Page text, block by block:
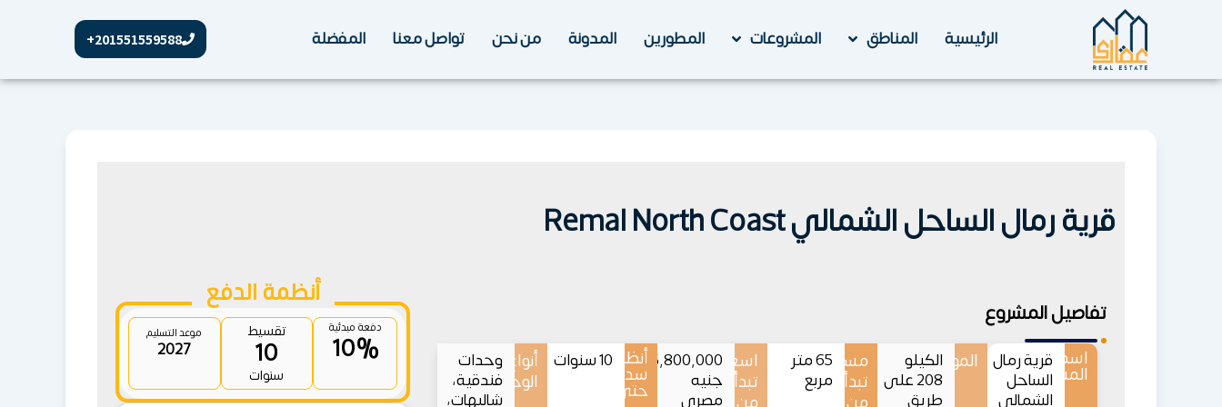
الرئيسية المناطق المشروعات المطورين المدونة من نحن تواصل معنا المفضلة 201551559588+
قرية رمال الساحل الشمالي Remal North Coast
تفاصيل المشروع
اسم
المشروع
قرية رمال
الساحل
الشمالي
الموقعالكيلو
208 على
طريق
مساحات
تبدأ
65 متر
مربع
اسعار
تبدأ
5,800,000
جنيه
مصري
أنظمة
سداد
حتى
10 سنوات أنواع
الوحدات
وحدات
فندقية،
شاليهات،
أنظمة الدفع
موعد التسليم
2027
تقسيط
10
سنوات
دفعة مبدئية
10%